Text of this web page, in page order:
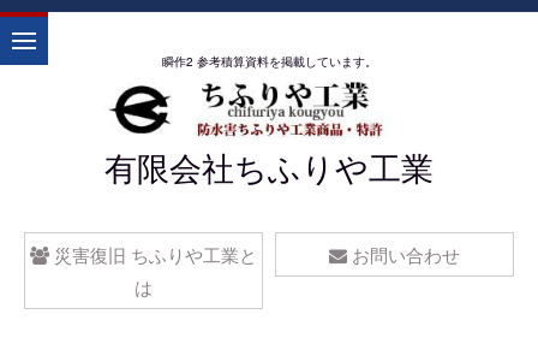
瞬作2 参考積算資料を掲載しています。
有限会社ちふりや工業
災害復旧 ちふりや工業と
は
お問い合わせ